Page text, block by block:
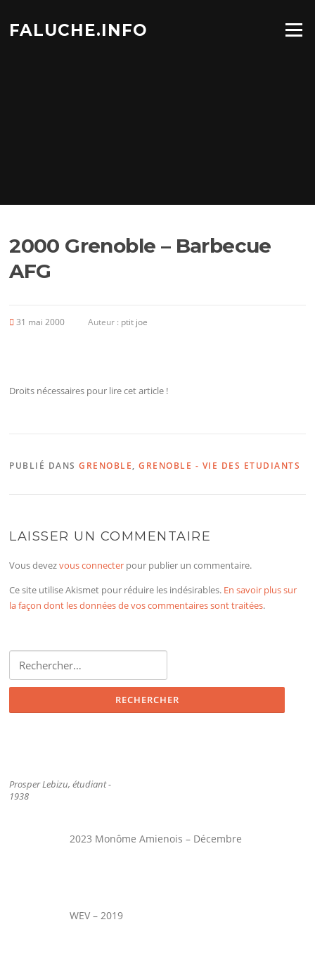
contenu
FALUCHE.INFO Menu
2000 Grenoble – Barbecue
AFG
31 mai 2000 Auteur : ptit joe
Droits nécessaires pour lire cet article !
PUBLIÉ DANSGRENOBLE,GRENOBLE - VIE DES ETUDIANTS
LAISSER UN COMMENTAIRE
Vous devezvous connecter pour publier un commentaire.
Ce site utilise Akismet pour réduire les indésirables. En savoir plus sur
la façon dont les données de vos commentaires sont traitées.
Prosper Lebizu, étudiant -
1938
2023 Monôme Amienois – Décembre
WEV – 2019